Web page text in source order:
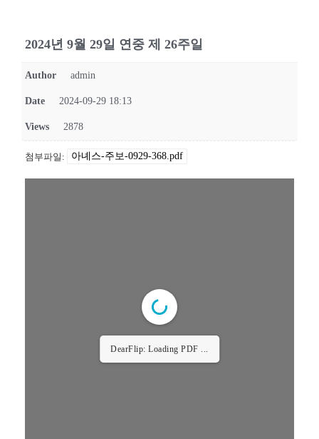
2024년 9월 29일 연중 제 26주일
Author admin
Date 2024-09-29 18:13
Views 2878
첨부파일: 아녜스-주보-0929-368.pdf
DearFlip: Loading PDF ...